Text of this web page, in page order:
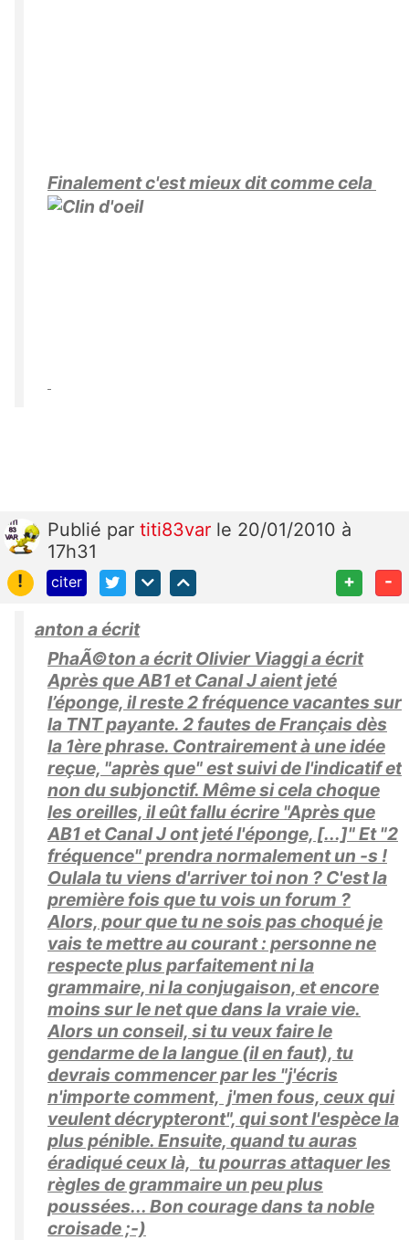
Finalement c'est mieux dit comme cela
Publié par titi83var le 20/01/2010 à
17h31
!
citer + -
anton a écrit
PhaÃ©ton a écrit Olivier Viaggi a écrit
Après que AB1 et Canal J aient jeté
l’éponge, il reste 2 fréquence vacantes sur
la TNT payante. 2 fautes de Français dès
la 1ère phrase. Contrairement à une idée
reçue, "après que" est suivi de l'indicatif et
non du subjonctif. Même si cela choque
les oreilles, il eût fallu écrire "Après que
AB1 et Canal J ont jeté l'éponge, [...]" Et "2
fréquence" prendra normalement un -s !
Oulala tu viens d'arriver toi non ? C'est la
première fois que tu vois un forum ?
Alors, pour que tu ne sois pas choqué je
vais te mettre au courant : personne ne
respecte plus parfaitement ni la
grammaire, ni la conjugaison, et encore
moins sur le net que dans la vraie vie.
Alors un conseil, si tu veux faire le
gendarme de la langue (il en faut), tu
devrais commencer par les "j'écris
n'importe comment, j'men fous, ceux qui
veulent décrypteront", qui sont l'espèce la
plus pénible. Ensuite, quand tu auras
éradiqué ceux là, tu pourras attaquer les
règles de grammaire un peu plus
poussées... Bon courage dans ta noble
croisade ;-)